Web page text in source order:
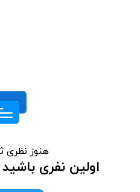
هنوز نظری
اولین نفری